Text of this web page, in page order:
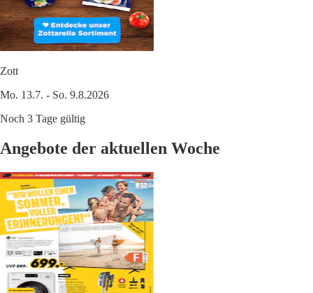
Zott
Mo. 13.7. - So. 9.8.2026
Noch 3 Tage gültig
Angebote der aktuellen Woche